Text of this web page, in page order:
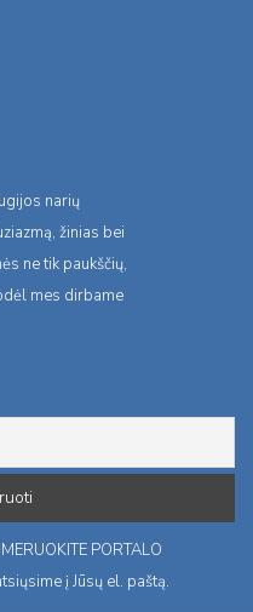
narių
žinias bei
ne tik paukščių,
mes dirbame
PORTALO
į Jūsų el. paštą.